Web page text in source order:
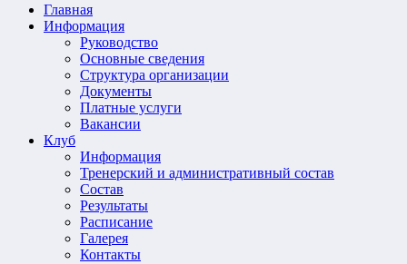
Главная
Информация
Руководство
Основные сведения
Структура организации
Документы
Платные услуги
Вакансии
Клуб
Информация
Тренерский и административный состав
Состав
Результаты
Расписание
Галерея
Контакты